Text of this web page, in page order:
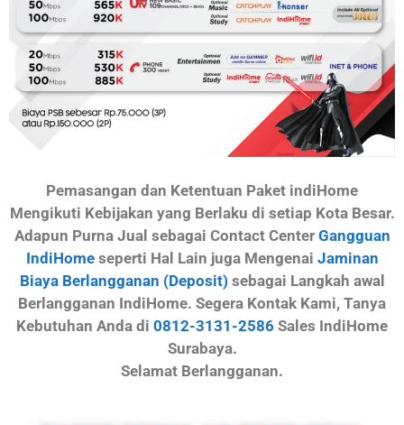
Pemasangan dan Ketentuan Paket indiHome
Mengikuti Kebijakan yang Berlaku di setiap Kota Besar.
Adapun Purna Jual sebagai Contact Center Gangguan
IndiHomeseperti Hal Lain juga Mengenai Jaminan
Biaya Berlangganan (Deposit) sebagai Langkah awal
Berlangganan IndiHome. Segera Kontak Kami, Tanya
Kebutuhan Anda di 0812-3131-2586 Sales IndiHome
Surabaya.
Selamat Berlangganan.